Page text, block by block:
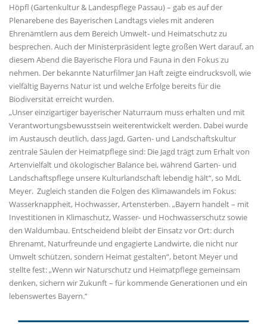
Höpfl (Gartenkultur & Landespflege Passau) – gab es auf der
Plenarebene des Bayerischen Landtags vieles mit anderen
Ehrenämtlern aus dem Bereich Umwelt- und Heimatschutz zu
besprechen. Auch der Ministerpräsident legte großen Wert darauf, an
diesem Abend die Bayerische Flora und Fauna in den Fokus zu
nehmen. Der bekannte Naturfilmer Jan Haft zeigte eindrucksvoll, wie
vielfältig Bayerns Natur ist und welche Erfolge bereits für die
Biodiversität erreicht wurden.
Unser einzigartiger bayerischer Naturraum muss erhalten und mit
Verantwortungsbewusstsein weiterentwickelt werden. Dabei wurde
im Austausch deutlich, dass Jagd, Garten- und Landschaftskultur
zentrale Säulen der Heimatpflege sind: Die Jagd trägt zum Erhalt von
Artenvielfalt und ökologischer Balance bei, während Garten- und
Landschaftspflege unsere Kulturlandschaft lebendig hält“, so MdL
Meyer. Zugleich standen die Folgen des Klimawandels im Fokus:
Wasserknappheit, Hochwasser, Artensterben. „Bayern handelt – mit
Investitionen in Klimaschutz, Wasser- und Hochwasserschutz sowie
den Waldumbau. Entscheidend bleibt der Einsatz vor Ort: durch
Ehrenamt, Naturfreunde und engagierte Landwirte, die nicht nur
Umwelt schützen, sondern Heimat gestalten“, betont Meyer und
stellte fest: „Wenn wir Naturschutz und Heimatpflege gemeinsam
denken, sichern wir Zukunft – für kommende Generationen und ein
lebenswertes Bayern.“